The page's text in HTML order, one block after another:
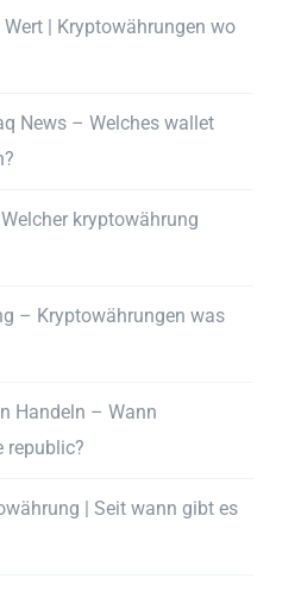
| Kryptowährungen wo
News – Welches wallet
kryptowährung
– Kryptowährungen was
Handeln – Wann
republic?
| Seit wann gibt es